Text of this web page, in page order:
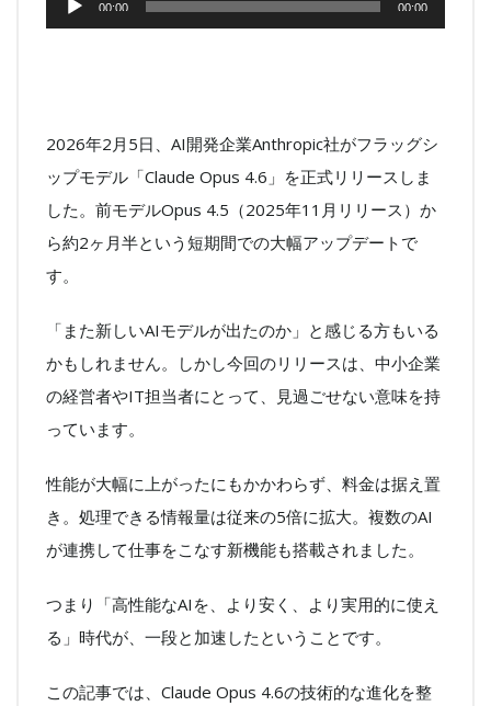
声
ヤ
ー
00:00 00:00
2026年2月5日、AI開発企業Anthropic社がフラッグシ
ップモデル「Claude Opus 4.6」を正式リリースしま
した。前モデルOpus 4.5（2025年11月リリース）か
ら約2ヶ月半という短期間での大幅アップデートで
す。
「また新しいAIモデルが出たのか」と感じる方もいる
かもしれません。しかし今回のリリースは、中小企業
の経営者やIT担当者にとって、見過ごせない意味を持
っています。
性能が大幅に上がったにもかかわらず、料金は据え置
き。処理できる情報量は従来の5倍に拡大。複数のAI
が連携して仕事をこなす新機能も搭載されました。
つまり「高性能なAIを、より安く、より実用的に使え
る」時代が、一段と加速したということです。
この記事では、Claude Opus 4.6の技術的な進化を整